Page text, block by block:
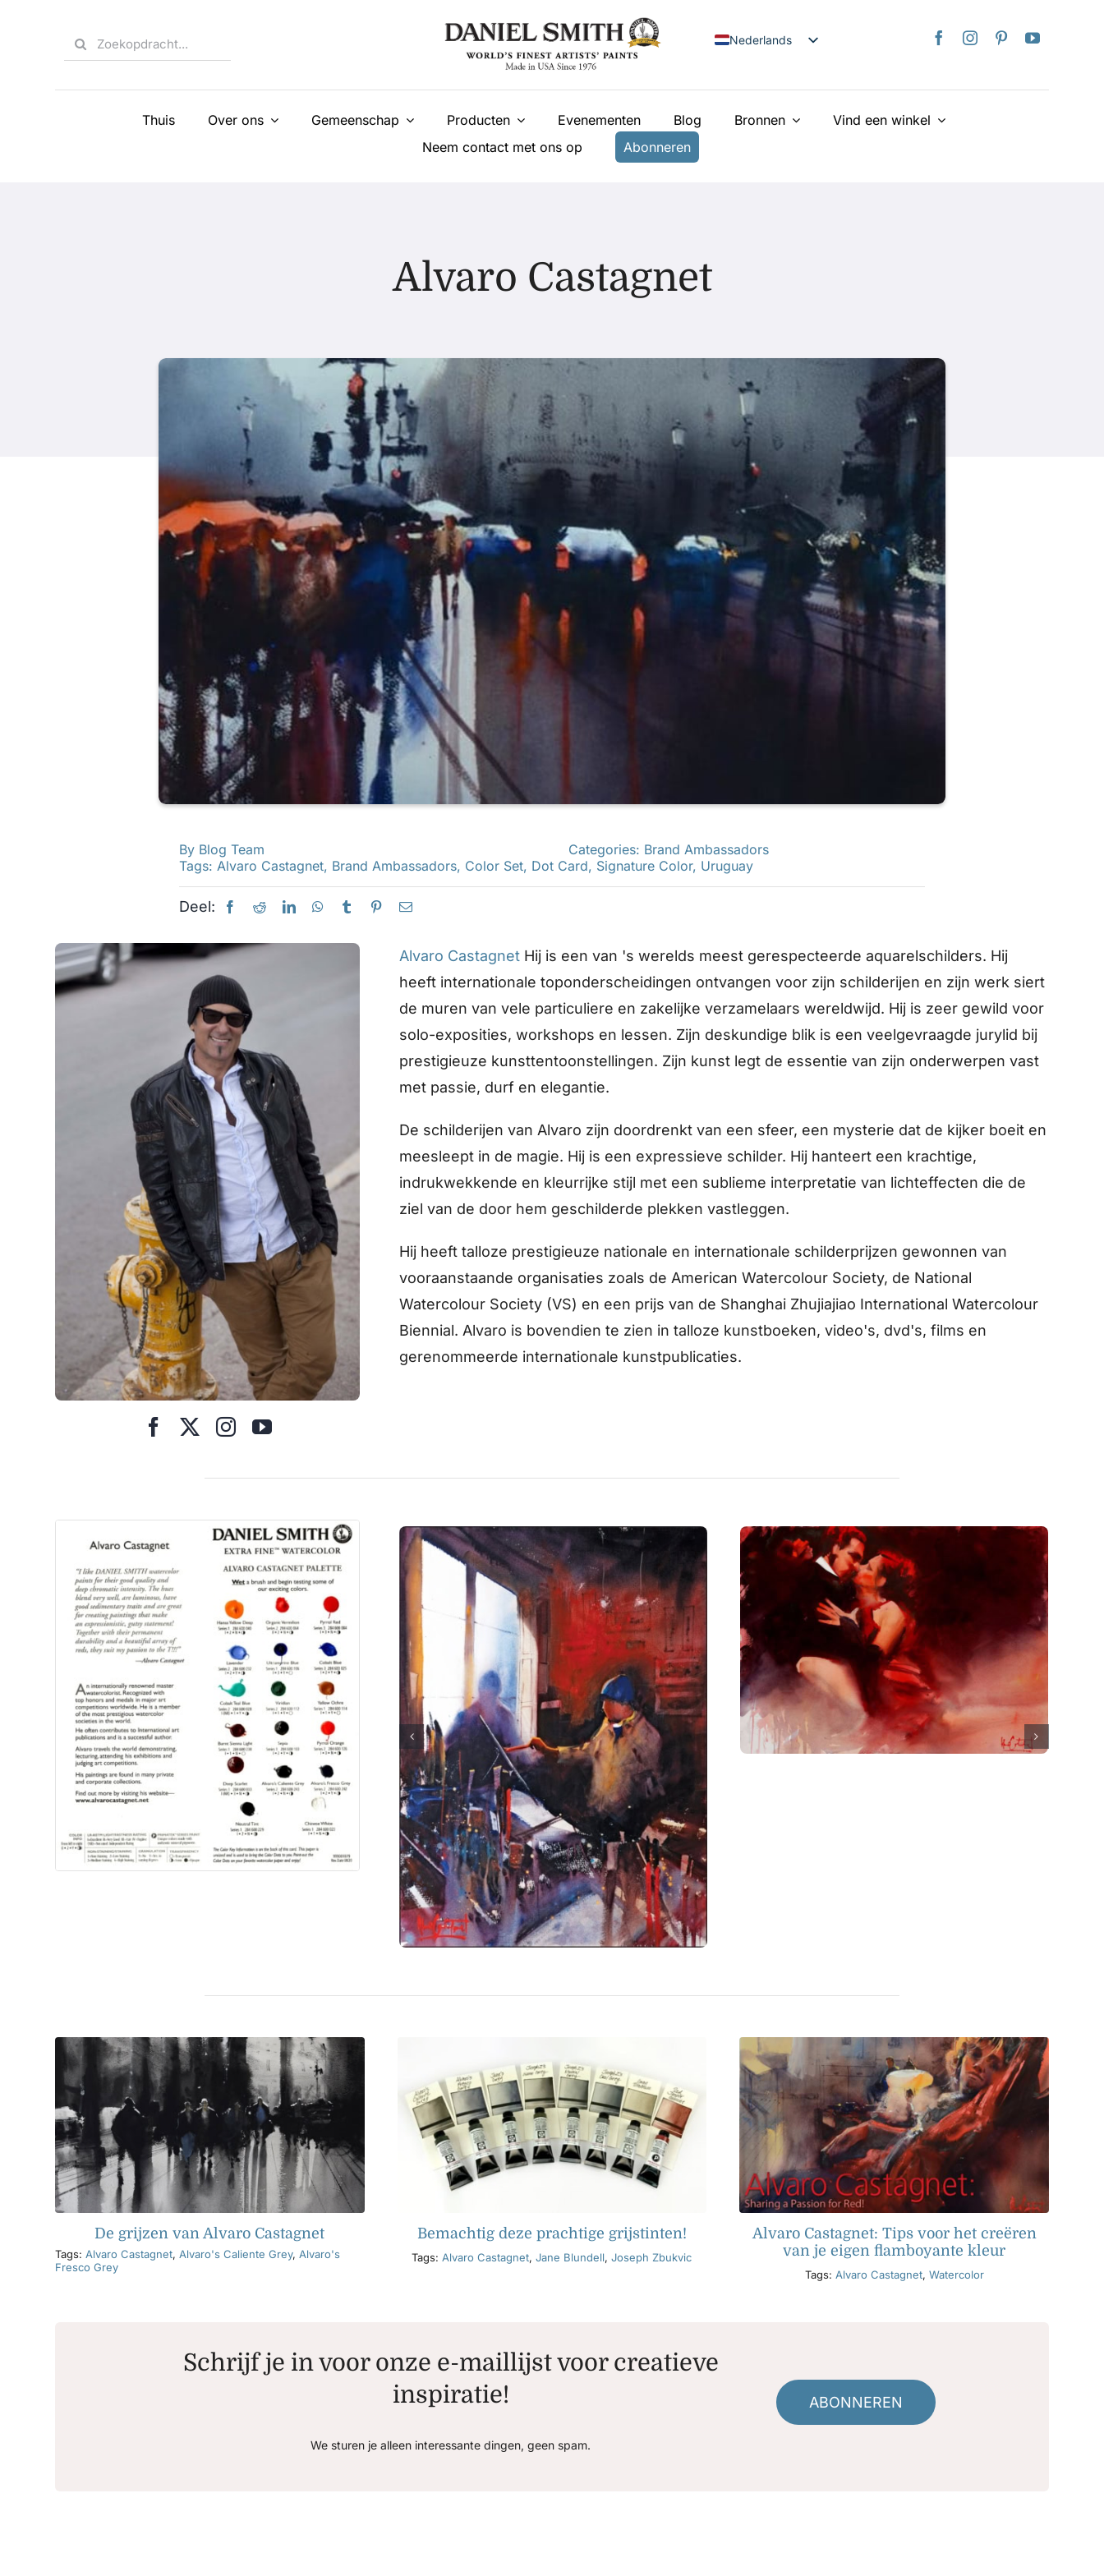
Search
for:
Nederlands
日本語
Français
Thuis Over ons Gemeenschap Producten Evenementen Blog Bronnen
Vind een winkel
Neem contact met ons op
Abonneren
Alvaro Castagnet
By Blog Team Categories: Brand Ambassadors
Tags:Alvaro Castagnet, Brand Ambassadors, Color Set, Dot Card, Signature Color, Uruguay
Deel:
Alvaro Castagnet Hij is een van 's werelds meest gerespecteerde aquarelschilders. Hij
heeft internationale toponderscheidingen ontvangen voor zijn schilderijen en zijn werk siert
de muren van vele particuliere en zakelijke verzamelaars wereldwijd. Hij is zeer gewild voor
solo-exposities, workshops en lessen. Zijn deskundige blik is een veelgevraagde jurylid bij
prestigieuze kunsttentoonstellingen. Zijn kunst legt de essentie van zijn onderwerpen vast
met passie, durf en elegantie.
De schilderijen van Alvaro zijn doordrenkt van een sfeer, een mysterie dat de kijker boeit en
meesleept in de magie. Hij is een expressieve schilder. Hij hanteert een krachtige,
indrukwekkende en kleurrijke stijl met een sublieme interpretatie van lichteffecten die de
ziel van de door hem geschilderde plekken vastleggen.
Hij heeft talloze prestigieuze nationale en internationale schilderprijzen gewonnen van
vooraanstaande organisaties zoals de American Watercolour Society, de National
Watercolour Society (VS) en een prijs van de Shanghai Zhujiajiao International Watercolour
Biennial. Alvaro is bovendien te zien in talloze kunstboeken, video's, dvd's, films en
gerenommeerde internationale kunstpublicaties.
De grijzen van Alvaro Castagnet
Tags:Alvaro Castagnet,Alvaro's Caliente Grey,Alvaro's
Fresco Grey
Bemachtig deze prachtige grijstinten!
Tags:Alvaro Castagnet,Jane Blundell,Joseph Zbukvic
Alvaro Castagnet: Tips voor het creëren
van je eigen flamboyante kleur
Tags: Alvaro Castagnet, Watercolor
Schrijf je in voor onze e-maillijst voor creatieve
inspiratie!
We sturen je alleen interessante dingen, geen spam.
ABONNEREN